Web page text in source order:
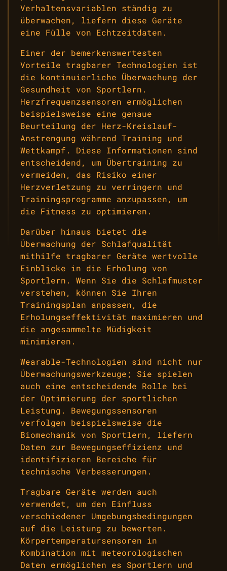
Verhaltensvariablen ständig zu
überwachen, liefern diese Geräte
eine Fülle von Echtzeitdaten.
Einer der bemerkenswertesten
Vorteile tragbarer Technologien ist
die kontinuierliche Überwachung der
Gesundheit von Sportlern.
Herzfrequenzsensoren ermöglichen
beispielsweise eine genaue
Beurteilung der Herz-Kreislauf-
Anstrengung während Training und
Wettkampf. Diese Informationen sind
entscheidend, um Übertraining zu
vermeiden, das Risiko einer
Herzverletzung zu verringern und
Trainingsprogramme anzupassen, um
die Fitness zu optimieren.
Darüber hinaus bietet die
Überwachung der Schlafqualität
mithilfe tragbarer Geräte wertvolle
Einblicke in die Erholung von
Sportlern. Wenn Sie die Schlafmuster
verstehen, können Sie Ihren
Trainingsplan anpassen, die
Erholungseffektivität maximieren und
die angesammelte Müdigkeit
minimieren.
Wearable-Technologien sind nicht nur
Überwachungswerkzeuge; Sie spielen
auch eine entscheidende Rolle bei
der Optimierung der sportlichen
Leistung. Bewegungssensoren
verfolgen beispielsweise die
Biomechanik von Sportlern, liefern
Daten zur Bewegungseffizienz und
identifizieren Bereiche für
technische Verbesserungen.
Tragbare Geräte werden auch
verwendet, um den Einfluss
verschiedener Umgebungsbedingungen
auf die Leistung zu bewerten.
Körpertemperatursensoren in
Kombination mit meteorologischen
Daten ermöglichen es Sportlern und